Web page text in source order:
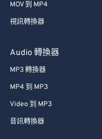
MOV 到 MP4
視訊轉換器
Audio 轉換器
MP3 轉換器
MP4 到 MP3
Video 到 MP3
音訊轉換器